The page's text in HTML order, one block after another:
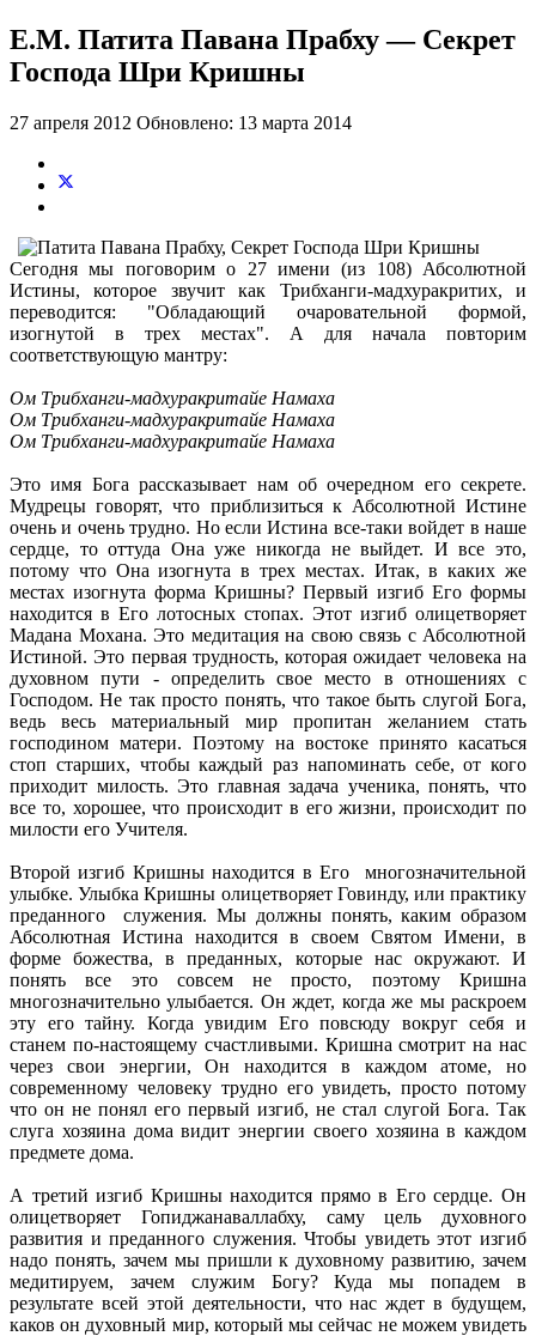
Е.М. Патита Павана Прабху — Секрет
Господа Шри Кришны
27 апреля 2012 Обновлено: 13 марта 2014
Сегодня мы поговорим о 27 имени (из 108) Абсолютной
Истины, которое звучит как Трибханги-мадхуракритих, и
переводится: "Обладающий очаровательной формой,
изогнутой в трех местах". А для начала повторим
соответствующую мантру:
Ом Трибханги-мадхуракритайе Намаха
Ом Трибханги-мадхуракритайе Намаха
Ом Трибханги-мадхуракритайе Намаха
Это имя Бога рассказывает нам об очередном его секрете.
Мудрецы говорят, что приблизиться к Абсолютной Истине
очень и очень трудно. Но если Истина все-таки войдет в наше
сердце, то оттуда Она уже никогда не выйдет. И все это,
потому что Она изогнута в трех местах. Итак, в каких же
местах изогнута форма Кришны? Первый изгиб Его формы
находится в Его лотосных стопах. Этот изгиб олицетворяет
Мадана Мохана. Это медитация на свою связь с Абсолютной
Истиной. Это первая трудность, которая ожидает человека на
духовном пути - определить свое место в отношениях с
Господом. Не так просто понять, что такое быть слугой Бога,
ведь весь материальный мир пропитан желанием стать
господином матери. Поэтому на востоке принято касаться
стоп старших, чтобы каждый раз напоминать себе, от кого
приходит милость. Это главная задача ученика, понять, что
все то, хорошее, что происходит в его жизни, происходит по
милости его Учителя.
Второй изгиб Кришны находится в Его многозначительной
улыбке. Улыбка Кришны олицетворяет Говинду, или практику
преданного служения. Мы должны понять, каким образом
Абсолютная Истина находится в своем Святом Имени, в
форме божества, в преданных, которые нас окружают. И
понять все это совсем не просто, поэтому Кришна
многозначительно улыбается. Он ждет, когда же мы раскроем
эту его тайну. Когда увидим Его повсюду вокруг себя и
станем по-настоящему счастливыми. Кришна смотрит на нас
через свои энергии, Он находится в каждом атоме, но
современному человеку трудно его увидеть, просто потому
что он не понял его первый изгиб, не стал слугой Бога. Так
слуга хозяина дома видит энергии своего хозяина в каждом
предмете дома.
А третий изгиб Кришны находится прямо в Его сердце. Он
олицетворяет Гопиджанаваллабху, саму цель духовного
развития и преданного служения. Чтобы увидеть этот изгиб
надо понять, зачем мы пришли к духовному развитию, зачем
медитируем, зачем служим Богу? Куда мы попадем в
результате всей этой деятельности, что нас ждет в будущем,
каков он духовный мир, который мы сейчас не можем увидеть